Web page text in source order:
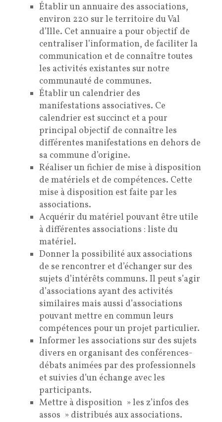
Établir un annuaire des associations,
environ 220 sur le territoire du Val
d’Ille. Cet annuaire a pour objectif de
centraliser l’information, de faciliter la
communication et de connaître toutes
les activités existantes sur notre
communauté de communes.
Établir un calendrier des
manifestations associatives. Ce
calendrier est succinct et a pour
principal objectif de connaître les
différentes manifestations en dehors de
sa commune d’origine.
Réaliser un fichier de mise à disposition
de matériels et de compétences. Cette
mise à disposition est faite par les
associations.
Acquérir du matériel pouvant être utile
à différentes associations : liste du
matériel.
Donner la possibilité aux associations
de se rencontrer et d’échanger sur des
sujets d’intérêts communs. Il peut s’agir
d’associations ayant des activités
similaires mais aussi d’associations
pouvant mettre en commun leurs
compétences pour un projet particulier.
Informer les associations sur des sujets
divers en organisant des conférences-
débats animées par des professionnels
et suivies d’un échange avec les
participants.
Mettre à disposition » les z’infos des
assos » distribués aux associations.